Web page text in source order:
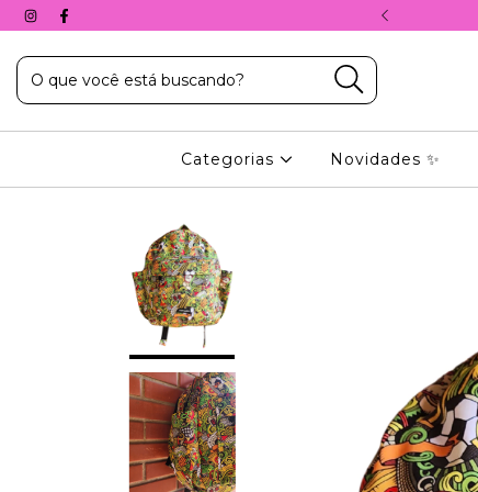
COM O CUPOM: 10%PRIMEIRACOMPRA
Categorias Novidades ✨